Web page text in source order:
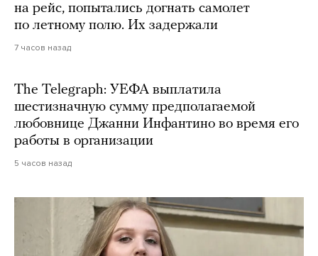
на рейс, попытались догнать самолет
по летному полю. Их задержали
7 часов назад
The Telegraph: УЕФА выплатила
шестизначную сумму предполагаемой
любовнице Джанни Инфантино во время его
работы в организации
5 часов назад